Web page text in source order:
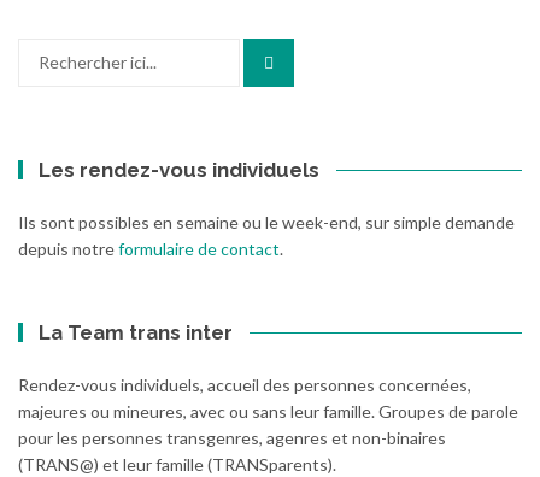
Les rendez-vous individuels
Ils sont possibles en semaine ou le week-end, sur simple demande
depuis notreformulaire de contact.
La Team trans inter
Rendez-vous individuels, accueil des personnes concernées,
majeures ou mineures, avec ou sans leur famille. Groupes de parole
pour les personnes transgenres, agenres et non-binaires
(TRANS@) et leur famille (TRANSparents).